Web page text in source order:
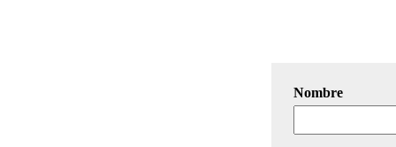
Nombre